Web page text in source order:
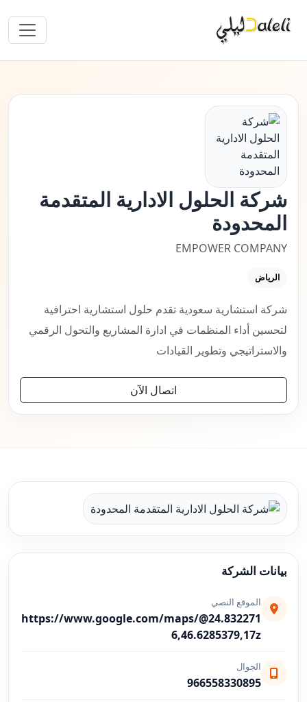
شركة الحلول الادارية المتقدمة
المحدودة
EMPOWER COMPANY
الرياض
شركة استشارية سعودية تقدم حلول استشارية احترافية
لتحسين أداء المنظمات في ادارة المشاريع والتحول الرقمي
والاستراتيجي وتطوير القيادات
اتصال الآن
بيانات الشركة
الموقع النصي
https://www.google.com/maps/@24.832271
6,46.6285379,17z
الجوال
966558330895